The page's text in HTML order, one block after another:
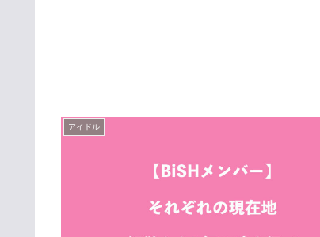
アイドル